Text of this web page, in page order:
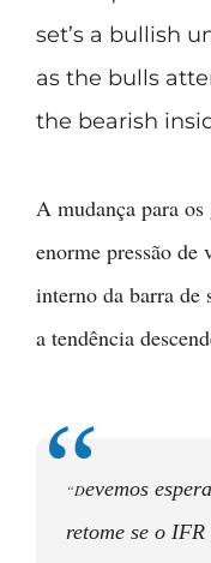
A mudança para
enorme pressão de
interno da barra de
a tendência
“Devemos
retome se o